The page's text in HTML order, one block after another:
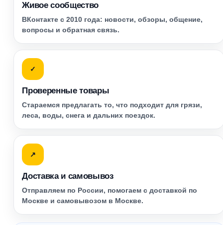
Живое сообщество
ВКонтакте с 2010 года: новости, обзоры, общение,
вопросы и обратная связь.
✓
Проверенные товары
Стараемся предлагать то, что подходит для грязи,
леса, воды, снега и дальних поездок.
↗
Доставка и самовывоз
Отправляем по России, помогаем с доставкой по
Москве и самовывозом в Москве.